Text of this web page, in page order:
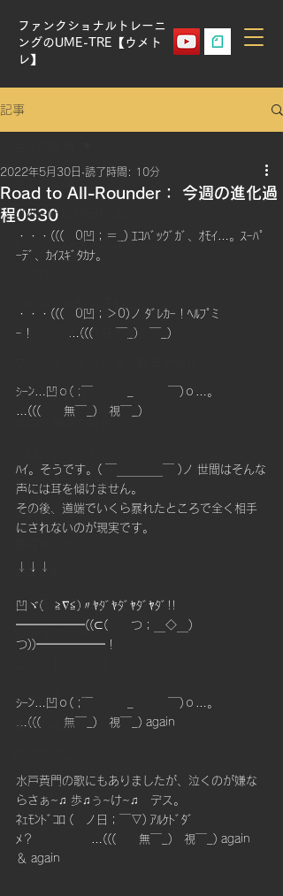
ファンクショナルトレーニ
ングのUME-TRE【ウメト
レ】
記事
UME-TRE METHOD
トレーニングメニュー
ストレングス（筋力強化）
スタミナ計算
カラダの不調改善
体幹バランス
苦手克服
メンタルコントロール
Mental Control
タイムルール
運動の習慣化
コーチング
Road to All-Rounder： 今週の進化過
程0530
2022年5月30日 読了時間: 10分
・・・(((　0凹；＝_) ｴｺﾊﾞｯｸﾞｶﾞ、ｵﾓｲ…。ｽｰﾊﾟ
ｰﾃﾞ、ｶｲｽｷﾞﾀｶﾅ。
・・・(((　0凹；＞0)ノ ﾀﾞﾚｶｰ！ﾍﾙﾌﾟﾐ
ｰ！　　　…(((　　￣_)　￣_)
ｼｰﾝ…凹ｏ( ;￣　　　_　　　￣)ｏ…。
…(((　　無￣_)　視￣_)
ﾊｲ。そうです。( ￣＿＿＿＿￣ )ノ 世間はそんな
声には耳を傾けません。
その後、道端でいくら暴れたところで全く相手
にされないのが現実です。
↓↓↓
凹ヾ(　≧∇≦)〃ﾔﾀﾞﾔﾀﾞﾔﾀﾞﾔﾀﾞ!!
━━━━━━((⊂(　　つ；＿◇＿)
つ))━━━━━━！
ｼｰﾝ…凹ｏ( ;￣　　　_　　　￣)ｏ…。
…(((　　無￣_)　視￣_) again
水戸黄門の歌にもありましたが、泣くのが嫌な
らさぁ~♫ 歩♫ぅ~け~♫　デス。
ﾈｪﾓﾝﾄﾞｺﾛ (　ノ日；￣▽) ｱﾙｹﾄﾞﾀﾞ
ﾒ？　　　　　…(((　　無￣_)　視￣_) again
＆ again